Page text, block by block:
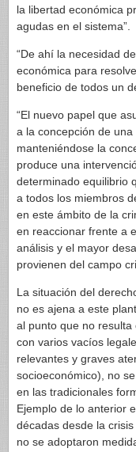
la libertad económica
agudas en el sistema”.
“De ahí la necesidad
económica para
beneficio de todos un
“El nuevo papel que
a la concepción de
manteniéndose la
produce una
determinado equilibrio
a todos los miembros
en este ámbito de la
en reaccionar frente a
análisis y el mayor
provienen del campo
La situación del
no es ajena a este
al punto que no
con varios vacíos
relevantes y graves
socioeconómico), no
en las tradicionales
Ejemplo de lo anterior
décadas desde la
no se adoptaron